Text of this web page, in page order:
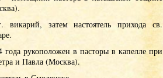
викарий, затем настоятель прихода св.
года рукоположен в пасторы в капелле при
и Павла (Москва).